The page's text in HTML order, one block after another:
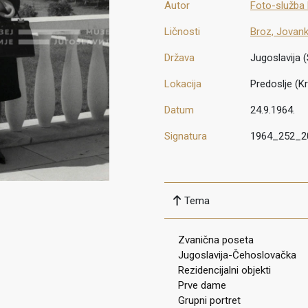
Autor Foto-služba
Ličnosti Broz,
Država Jugoslavija
Lokacija Predoslje
Datum 24.9.1964.
Signatura
Tema
Zvanična poseta
Jugoslavija-Čehoslovačka
Rezidencijalni objekti
Prve dame
Grupni portret